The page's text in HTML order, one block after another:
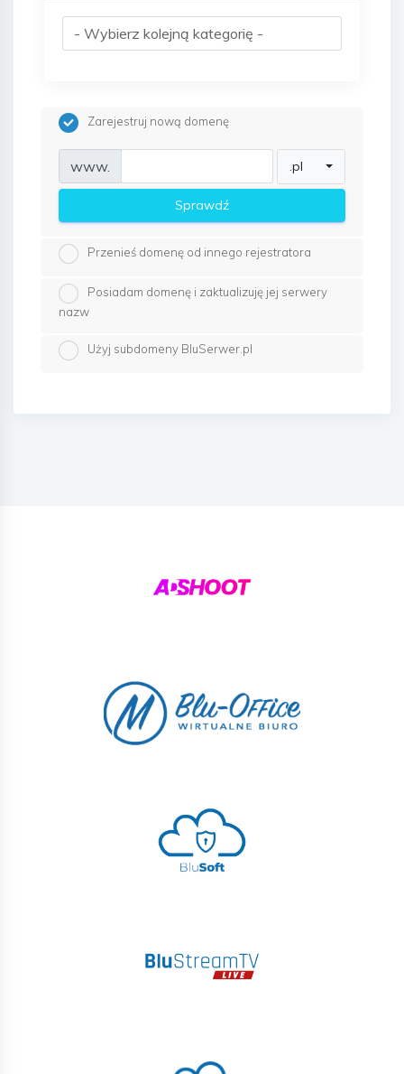
Zarejestruj nową domenę
www. .pl
Sprawdź
Przenieś domenę od innego rejestratora
Posiadam domenę i zaktualizuję jej serwery
nazw
Użyj subdomeny BluSerwer.pl